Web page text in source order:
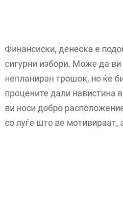
Финансиски, денеска е
сигурни избори. Може да ви
непланиран трошок, но ќе
процените дали навистина
ви носи добро
со луѓе што ве мотивираат,